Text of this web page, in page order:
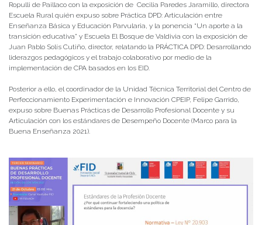
Ropulli de Paillaco con la exposición de Cecilia Paredes Jaramillo, directora
Escuela Rural quién expuso sobre Práctica DPD: Articulación entre
Enseñanza Básica y Educación Parvularia, y la ponencia “Un aporte a la
transición educativa” y Escuela El Bosque de Valdivia con la exposición de
Juan Pablo Solís Cutiño, director, relatando la PRÁCTICA DPD: Desarrollando
liderazgos pedagógicos y el trabajo colaborativo por medio de la
implementación de CPA basados en los EID.
Posterior a ello, el coordinador de la Unidad Técnica Territorial del Centro de
Perfeccionamiento Experimentación e Innovación CPEIP, Felipe Garrido,
expuso sobre Buenas Prácticas de Desarrollo Profesional Docente y su
Articulación con los estándares de Desempeño Docente (Marco para la
Buena Enseñanza 2021).